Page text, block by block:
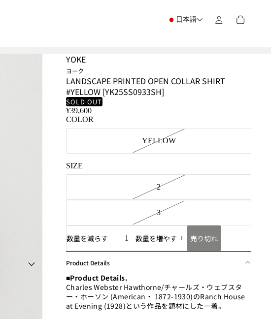
日本語
YOKE
ヨーク
LANDSCAPE PRINTED OPEN COLLAR SHIRT
#YELLOW [YK25SS0933SH]
SOLD OUT
¥39,600
COLOR
YELLOW
SIZE
2
3
数量を減らす 数量を増やす 売り切れ
Product Details
■Product Details.
Charles Webster Hawthorne/チャールズ・ウェブスタ
ー・ホーソン (American・ 1872-1930)のRanch House
at Evening (1928)という作品を題材にした一着。